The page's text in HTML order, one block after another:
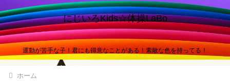
にじいろKids☆体操LaBo
運動が苦手な子！君にも得意なことがある！素敵な色を持ってる！
ホーム